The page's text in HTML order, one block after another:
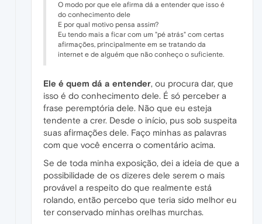
O modo por que ele afirma dá a entender que isso é
do conhecimento dele
E por qual motivo pensa assim?
Eu tendo mais a ficar com um "pé atrás" com certas
afirmações, principalmente em se tratando da
internet e de alguém que não conheço o suficiente.
Ele é quem dá a entender, ou procura dar, que
isso é do conhecimento dele. É só perceber a
frase peremptória dele. Não que eu esteja
tendente a crer. Desde o início, pus sob suspeita
suas afirmações dele. Faço minhas as palavras
com que você encerra o comentário acima.
Se de toda minha exposição, dei a ideia de que a
possibilidade de os dizeres dele serem o mais
provável a respeito do que realmente está
rolando, então percebo que teria sido melhor eu
ter conservado minhas orelhas murchas.